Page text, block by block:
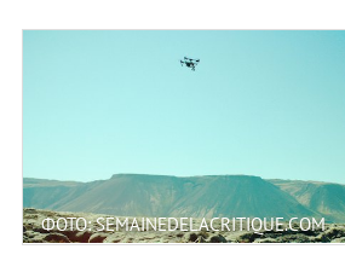
ФОТО: SEMAINEDELACRITIQUE.COM